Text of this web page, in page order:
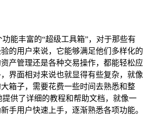
能丰富的“超级工具箱”，对于那些有
的用户来说，它能够满足他们多样化的
产管理还是各种交易操作，都能轻松应
界面相对来说也就显得有些复杂，就像
箱子，需要花费一些时间去熟悉和整
供了详细的教程和帮助文档，就像一
手用户快速上手，逐渐熟悉各项功能。